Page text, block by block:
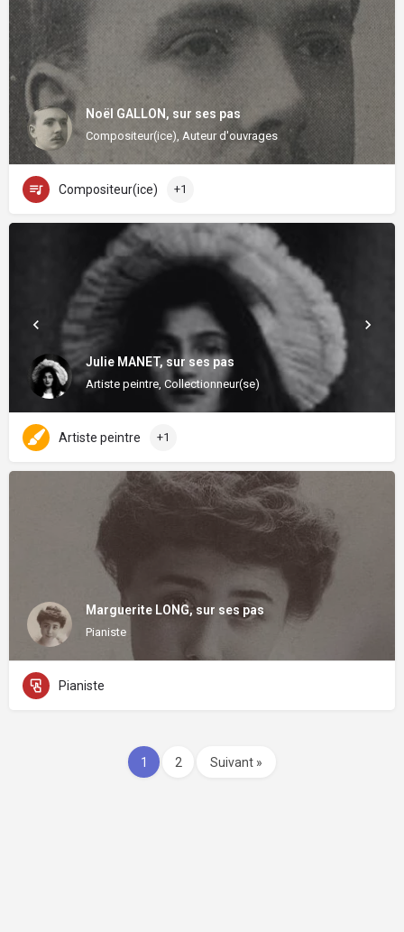
Noël GALLON, sur ses pas
Compositeur(ice), Auteur d'ouvrages
Compositeur(ice) +1
Julie MANET, sur ses pas
Artiste peintre, Collectionneur(se)
Artiste peintre +1
Marguerite LONG, sur ses pas
Pianiste
Pianiste
1 2 Suivant »